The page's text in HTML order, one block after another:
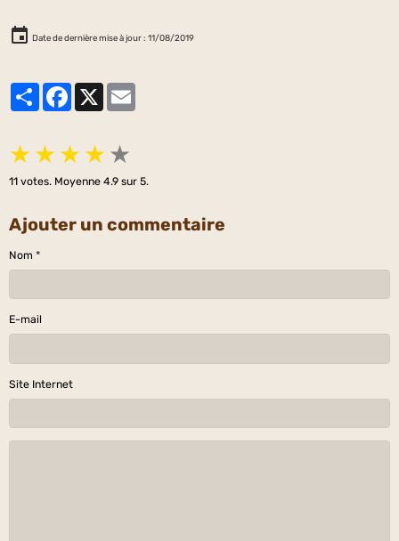
Date de dernière mise à jour : 11/08/2019
PartagerFacebook
X
★ ★ ★ ★ ★
11 votes. Moyenne 4.9 sur 5.
Ajouter un commentaire
Nom
E-mail
Site Internet